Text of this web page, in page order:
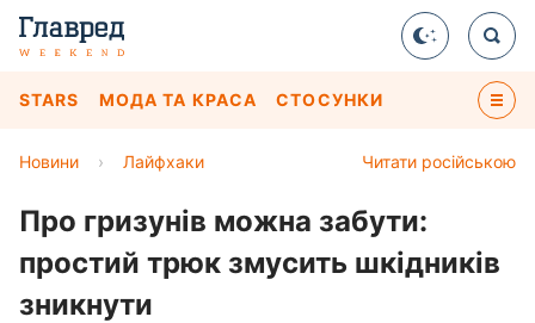
STARS МОДА ТА КРАСА СТОСУНКИ
Читати російською
Новини › Лайфхаки
Про гризунів можна забути:
простий трюк змусить шкідників
зникнути